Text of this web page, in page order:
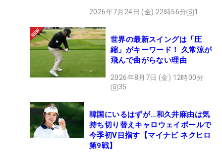
2026年7月24日 (金) 22時56分 1
世界の最新スイングは「圧
縮」がキーワード！ 久常涼が
飛んで曲がらない理由
2026年8月7日 (金) 12時00分
35
韓国にいるはずが…和久井麻由は気
持ち切り替えキャロウェイボールで
今季初V目指す【マイナビ ネクヒロ
第9戦】